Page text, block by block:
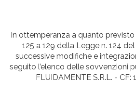
In ottemperanza a quanto previsto
125 a 129 della Legge n. 124
successive modifiche e
seguito l’elenco delle sovvenzioni
FLUIDAMENTE S.R.L. - CF: